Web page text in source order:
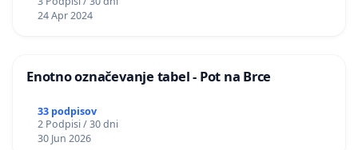
24 Apr 2024
Enotno označevanje tabel - Pot na Brce
33 podpisov
2 Podpisi / 30 dni
30 Jun 2026